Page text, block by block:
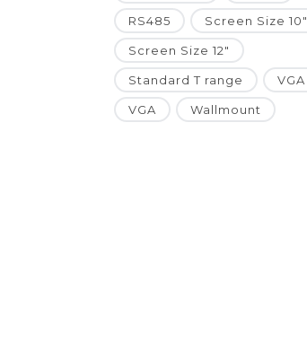
RS485 Screen Size 10"
Screen Size 12"
Standard T range VGA
VGA Wallmount